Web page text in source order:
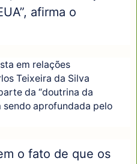
afirma o
em relações
Teixeira da Silva
da “doutrina da
sendo aprofundada pelo
o fato de que os